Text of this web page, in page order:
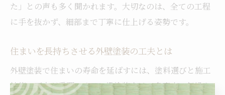
た」との声も多く聞かれます。大切なのは、全ての工程
に手を抜かず、細部まで丁寧に仕上げる姿勢です。
住まいを長持ちさせる外壁塗装の工夫とは
外壁塗装で住まいの寿命を延ばすには、塗料選びと施工
技術の両方が重要です。一級塗装士は、多摩市の気候や